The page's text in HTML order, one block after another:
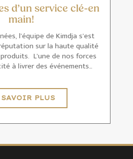
d’un service clé-en
main!
l’équipe de Kimdja s’est
sur la haute qualité
L’une de nos forces
à livrer des événements…
PLUS